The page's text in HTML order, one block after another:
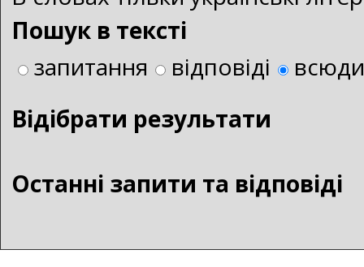
Пошук в тексті
запитання
відповіді
всюди
Bідібрати результати
Останні запити та відповіді